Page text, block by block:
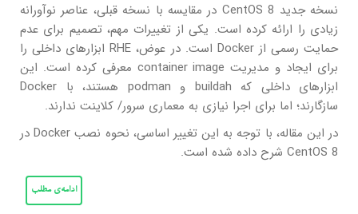
نسخه جدید CentOS 8 در مقایسه با نسخه قبلی، عناصر نوآورانه
زیادی را ارائه کرده است. یکی از تغییرات مهم، تصمیم برای عدم
حمایت رسمی از Docker است. در عوض، RHE ابزارهای داخلی را
برای ایجاد و مدیریت container image معرفی کرده است. این
ابزار‌های داخلی که buildah و podman هستند، با Docker
سازگارند؛ اما برای اجرا نیازی به معماری سرور/ کلاینت ندارند.
در این مقاله، با توجه به این تغییر اساسی، نحوه نصب Docker در
CentOS 8 شرح داده شده است.
ادامه‌ی مطلب